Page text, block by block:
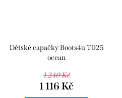
Dětské capačky Boots4u T025
ocean
1 240 Kč
1 116 Kč